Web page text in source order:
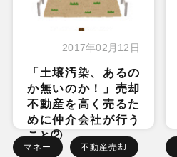
2017年02月12日
「土壌汚染、あるの
か無いのか！」売却
不動産を高く売るた
めに仲介会社が行う
こと②
マネー 不動産売却